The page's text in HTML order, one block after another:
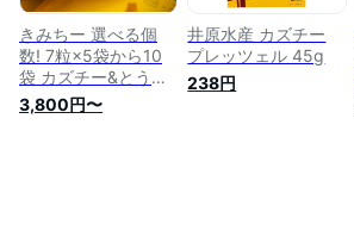
きみちー 選べる個
数! 7粒×5袋から10
袋 カズチー&とうも
ろこし 送料無料 井
原水産 夏期冷蔵発送
3,800円〜
井原水産 カズチー
プレッツェル 45g
238円